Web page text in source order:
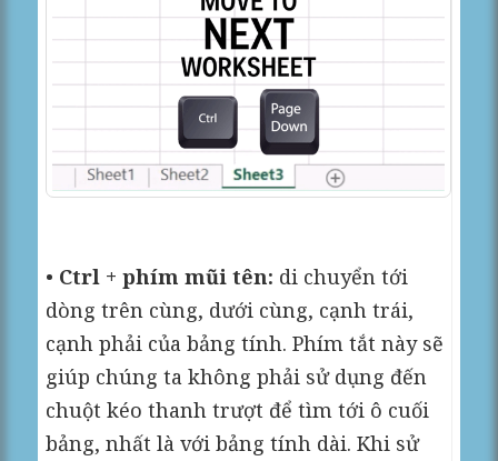
• Ctrl + phím mũi tên: di chuyển tới
dòng trên cùng, dưới cùng, cạnh trái,
cạnh phải của bảng tính. Phím tắt này sẽ
giúp chúng ta không phải sử dụng đến
chuột kéo thanh trượt để tìm tới ô cuối
bảng, nhất là với bảng tính dài. Khi sử